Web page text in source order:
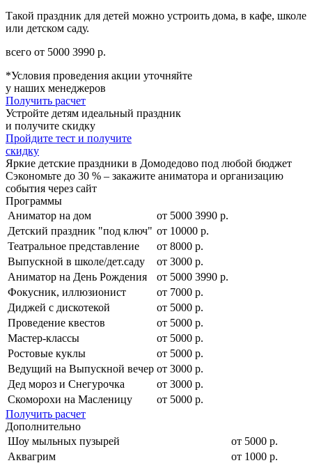
Такой праздник для детей можно устроить дома, в кафе, школе
или детском саду.
всего от 5000 3990 р.
*Условия проведения акции уточняйте
у наших менеджеров
Получить расчет
Устройте детям идеальный праздник
и получите скидку
Пройдите тест и получите
скидку
Яркие детские праздники в Домодедово под любой бюджет
Сэкономьте до 30 % – закажите аниматора и организацию
события через сайт
Программы
Аниматор на дом
от 5000 3990 р.
Детский праздник "под ключ" от 10000 р.
Театральное представление
от 8000 р.
Выпускной в школе/дет.саду
от 3000 р.
Аниматор на День Рождения
от 5000 3990 р.
Фокусник, иллюзионист
от 7000 р.
Диджей с дискотекой
от 5000 р.
Проведение квестов
от 5000 р.
Мастер-классы
от 5000 р.
Ростовые куклы
от 5000 р.
Ведущий на Выпускной вечер от 3000 р.
Дед мороз и Снегурочка
от 3000 р.
Скоморохи на Масленицу
от 5000 р.
Получить расчет
Дополнительно
Шоу мыльных пузырей
от 5000 р.
Аквагрим
от 1000 р.